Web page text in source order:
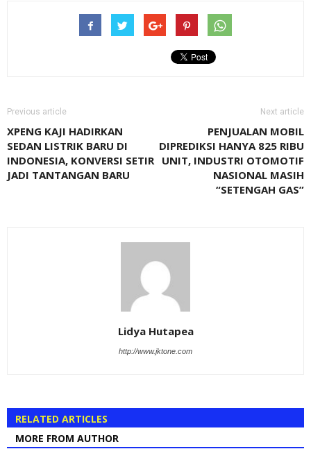
Previous article
XPENG KAJI HADIRKAN
SEDAN LISTRIK BARU DI
INDONESIA, KONVERSI SETIR
JADI TANTANGAN BARU
Next article
PENJUALAN MOBIL
DIPREDIKSI HANYA 825 RIBU
UNIT, INDUSTRI OTOMOTIF
NASIONAL MASIH
“SETENGAH GAS”
Lidya Hutapea
http://www.jktone.com
RELATED ARTICLES
MORE FROM AUTHOR